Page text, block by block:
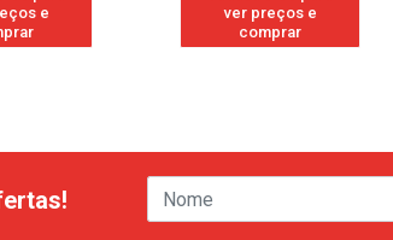
e
ver preços e
comprar